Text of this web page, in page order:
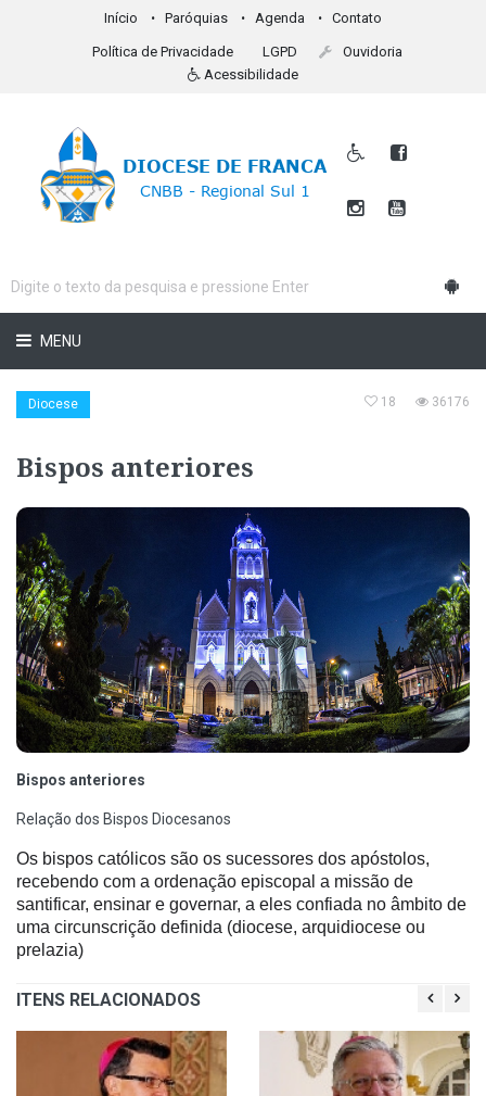
Início Paróquias Agenda Contato
Política de Privacidade LGPD
Ouvidoria
Acessibilidade
MENU
Diocese 18 36176
Bispos anteriores
Bispos anteriores
Relação dos Bispos Diocesanos
Os bispos católicos são os sucessores dos apóstolos,
recebendo com a ordenação episcopal a missão de
santificar, ensinar e governar, a eles confiada no âmbito de
uma circunscrição definida (diocese, arquidiocese ou
prelazia)
ITENS RELACIONADOS